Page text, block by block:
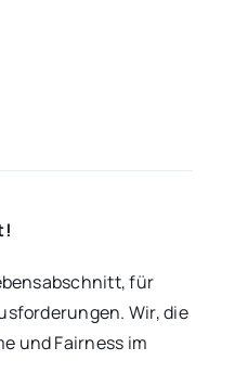
für
Wir, die
und Fairness im